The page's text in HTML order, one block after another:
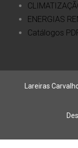
ENERGIAS
Catálogos
Lareiras